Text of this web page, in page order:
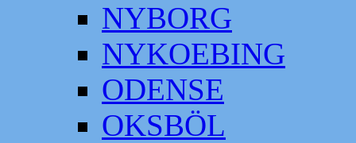
NYBORG
NYKOEBING
ODENSE
OKSBÖL